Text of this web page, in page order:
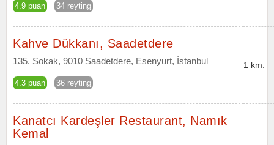
4.9 puan 34 reyting
Kahve Dükkanı, Saadetdere
135. Sokak, 9010 Saadetdere, Esenyurt, İstanbul
4.3 puan 36 reyting
1 km.
Kanatcı Kardeşler Restaurant, Namık
Kemal